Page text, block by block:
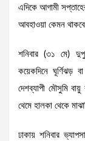
এদিকে আগামী
আবহাওয়া কেমন
শনিবার (৩১ মে)
কয়েকদিনে ঘূর্ণিঝড়
দেশব্যাপী মৌসুমি
থেমে হালকা থেকে
ঢাকায় শনিবার